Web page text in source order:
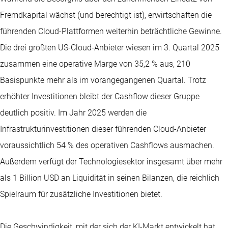
Fremdkapital wächst (und berechtigt ist), erwirtschaften die
führenden Cloud-Plattformen weiterhin beträchtliche Gewinne.
Die drei größten US-Cloud-Anbieter wiesen im 3. Quartal 2025
zusammen eine operative Marge von 35,2 % aus, 210
Basispunkte mehr als im vorangegangenen Quartal. Trotz
erhöhter Investitionen bleibt der Cashflow dieser Gruppe
deutlich positiv. Im Jahr 2025 werden die
Infrastrukturinvestitionen dieser führenden Cloud-Anbieter
voraussichtlich 54 % des operativen Cashflows ausmachen.
Außerdem verfügt der Technologiesektor insgesamt über mehr
als 1 Billion USD an Liquidität in seinen Bilanzen, die reichlich
Spielraum für zusätzliche Investitionen bietet.